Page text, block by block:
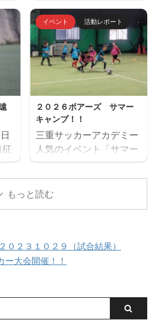
年
。
た
三
手
の
で
・
ポ
サル場「フットサーカス
鈴鹿」でミニサッカー中
心のストリートサッカー
的サッカースクールを開
催します。毎回参加、１
回だけの参加OKと気軽
に参加できます。※参加
にはお申込みが必要で
す。下のフォームからお
申込みください。キャン
セル等ないようご予定を
ご確認の上お申し込みく
ださい。 ウォーミングア
ップを兼ねた基礎技術練
習の後、たくさんミニサ
を選出！！ 協賛：
Mreform 時間割： 小学
度 最少催行人数６ ...
ト
い
ァ
イベント 活動レポート
２０２６ボアーズ サマー
キャンプ！！
三重サッカーアカデミー
人気のイベント「サマー
キャンプ」を７月２６日
（日）に開催します。 楽
しいゲームから本格的な
い出になること間違いな
し！！ たくさんのご参加
（日）９：００（８：４
５開場）－１７：００
もっと読む
０２３１０２９（試合結果）
ー大会開催！！